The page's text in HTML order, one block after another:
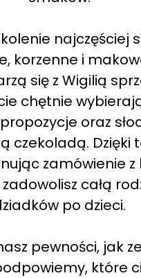
najczęściej
korzenne i
się z Wigilią
chętnie
oraz
czekoladą. Dzięki
zamówienie z
całą
po dzieci.
pewności, jak
które